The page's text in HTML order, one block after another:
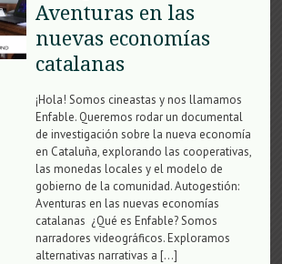
Aventuras en las
nuevas economías
catalanas
¡Hola! Somos cineastas y nos llamamos
Enfable. Queremos rodar un documental
de investigación sobre la nueva economía
en Cataluña, explorando las cooperativas,
las monedas locales y el modelo de
gobierno de la comunidad. Autogestión:
Aventuras en las nuevas economías
catalanas ¿Qué es Enfable? Somos
narradores videográficos. Exploramos
alternativas narrativas a […]